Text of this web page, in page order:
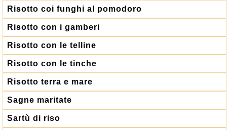
Risotto coi funghi al pomodoro
Risotto con i gamberi
Risotto con le telline
Risotto con le tinche
Risotto terra e mare
Sagne maritate
Sartù di riso